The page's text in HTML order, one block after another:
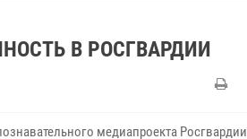
В РОСГВАРДИИ
медиапроекта Росгвардии